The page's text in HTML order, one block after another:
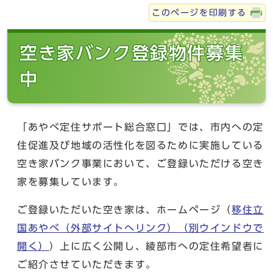
このページを印刷する
空き家バンク登録物件募集
中
「あやべ定住サポート総合窓口」では、市内への定
住促進及び地域の活性化を図るために実施している
空き家バンク事業において、ご登録いただける空き
家を募集しています。
ご登録いただいた空き家は、ホームページ（移住立
国あやべ（外部サイトへリンク）
（別ウインドウで
開く） ）上に広く公開し、綾部市への定住希望者に
ご紹介させていただきます。